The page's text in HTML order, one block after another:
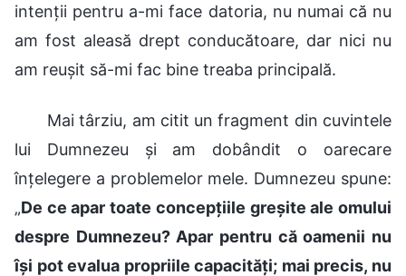
intenții pentru a-mi face datoria, nu numai că nu
am fost aleasă drept conducătoare, dar nici nu
am reușit să-mi fac bine treaba principală.
Mai târziu, am citit un fragment din cuvintele
lui Dumnezeu și am dobândit o oarecare
înțelegere a problemelor mele. Dumnezeu spune:
„De ce apar toate concepțiile greșite ale omului
despre Dumnezeu? Apar pentru că oamenii nu
își pot evalua propriile capacități; mai precis, nu